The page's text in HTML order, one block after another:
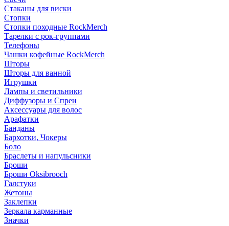
Стаканы для виски
Стопки
Стопки походные RockMerch
Тарелки с рок-группами
Телефоны
Чашки кофейные RockMerch
Шторы
Шторы для ванной
Игрушки
Лампы и светильники
Диффузоры и Спреи
Аксессуары для волос
Арафатки
Банданы
Бархотки, Чокеры
Боло
Браслеты и напульсники
Броши
Броши Oksibrooch
Галстуки
Жетоны
Заклепки
Зеркала карманные
Значки